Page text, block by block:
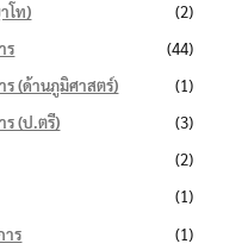
โท)
(2)
ร
(44)
(ด้านภูมิศาสตร์)
(1)
ร (ป.ตรี)
(3)
(2)
(1)
าร
(1)